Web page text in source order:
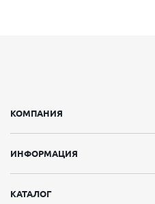
КОМПАНИЯ
ИНФОРМАЦИЯ
КАТАЛОГ